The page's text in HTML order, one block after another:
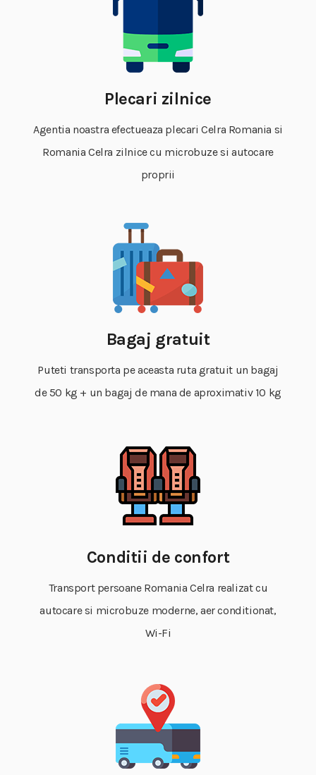
Plecari zilnice
Agentia noastra efectueaza plecari Celra Romania si
Romania Celra zilnice cu microbuze si autocare
proprii
Bagaj gratuit
Puteti transporta pe aceasta ruta gratuit un bagaj
de 50 kg + un bagaj de mana de aproximativ 10 kg
Conditii de confort
Transport persoane Romania Celra realizat cu
autocare si microbuze moderne, aer conditionat,
Wi-Fi